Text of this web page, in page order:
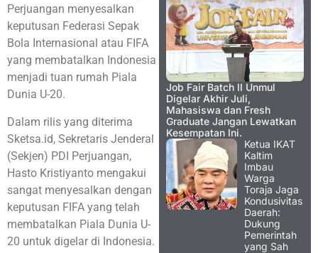
Perjuangan menyesalkan
keputusan Federasi Sepak
Bola Internasional atau FIFA
yang membatalkan Indonesia
menjadi tuan rumah Piala
Dunia U-20.
Dalam rilis yang diterima
Sketsa.id, Sekretaris Jenderal
(Sekjen) PDI Perjuangan,
Hasto Kristiyanto mengakui
sangat menyesalkan dengan
keputusan FIFA yang telah
membatalkan Piala Dunia U-
20 untuk digelar di Indonesia.
Job Fair Batch II Unmul
Digelar Akhir Juli,
Mahasiswa dan Fresh
Graduate Jangan Lewatkan
Kesempatan Ini.
Ketua IKAT
Kaltim
Imbau
Warga
Toraja Jaga
Kondusivitas
Daerah:
Dukung
Pemerintah
yang Sah